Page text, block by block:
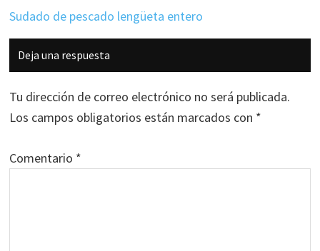
Sudado de pescado lengüeta entero
Interacciones
con
los
lectores
Deja una respuesta
Tu dirección de correo electrónico no será publicada.
Los campos obligatorios están marcados con *
Comentario *